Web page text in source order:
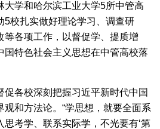
大学和哈尔滨工业大学5所中管高
5校扎实做好理论学习、调查研
等各项工作，以督促学、提质增
国特色社会主义思想在中管高校落
各校深刻把握习近平新时代中国
和方法论。“学思想，就要全面系
考学、联系实际学，不光要有‘第